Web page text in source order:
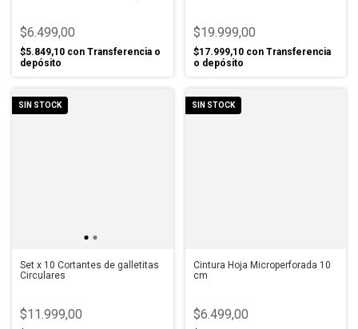
$6.499,00
$5.849,10 con Transferencia o
depósito
$19.999,00
$17.999,10 con Transferencia
o depósito
SIN STOCK
Set x 10 Cortantes de galletitas
Circulares
$11.999,00
SIN STOCK
Cintura Hoja Microperforada 10
cm
$6.499,00